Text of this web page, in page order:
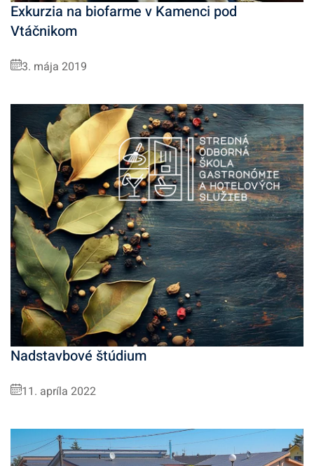
Exkurzia na biofarme v Kamenci pod
Vtáčnikom
3. mája 2019
Nadstavbové štúdium
11. apríla 2022